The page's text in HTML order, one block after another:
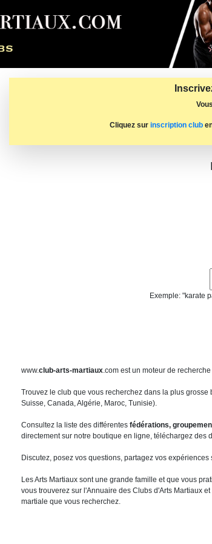
Cliquez sur inscription club
Exemple: "karate
www.club-arts-martiaux.com est un moteur de
Trouvez le club que vous recherchez dans la plus
Suisse, Canada, Algérie, Maroc, Tunisie).
Consultez la liste des différentes fédérations,
directement sur notre boutique en ligne, téléchargez des
Discutez, posez vos questions, partagez vos expériences
Les Arts Martiaux sont une grande famille et que vous
vous trouverez sur l'Annuaire des Clubs d'Arts Martiaux
martiale que vous recherchez.